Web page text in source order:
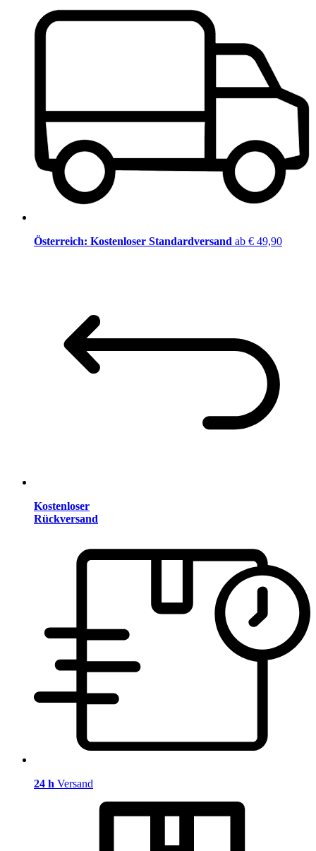
Österreich: Kostenloser Standardversand ab € 49,90
Kostenloser
Rückversand
24 h Versand